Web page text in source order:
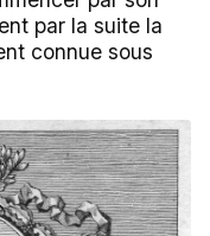
par la suite la
connue sous